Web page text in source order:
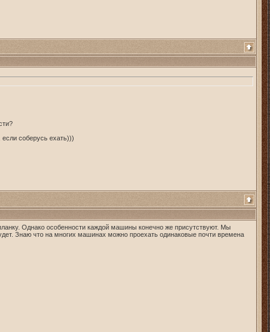
соберусь ехать)))
Однако особенности каждой машины конечно же присутствуют. Мы
Знаю что на многих машинах можно проехать одинаковые почти времена